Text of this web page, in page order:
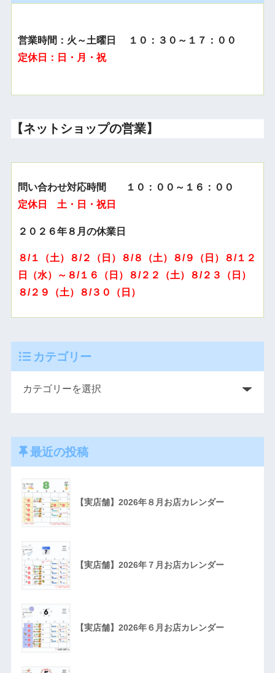
営業時間：火～土曜日 １０：３０～１７：００
定休日：日・月・祝
【ネットショップの営業】
問い合わせ対応時間 １０：００～１６：００
定休日 土・日・祝日
２０２６年８月の休業日
８/１（土）８/２（日）８/８（土）８/９（日）８/１２
日（水）～８/１６（日）８/２２（土）８/２３（日）
８/２９（土）８/３０（日）
カテゴリー
最近の投稿
【実店舗】2026年８月お店カレンダー
【実店舗】2026年７月お店カレンダー
【実店舗】2026年６月お店カレンダー